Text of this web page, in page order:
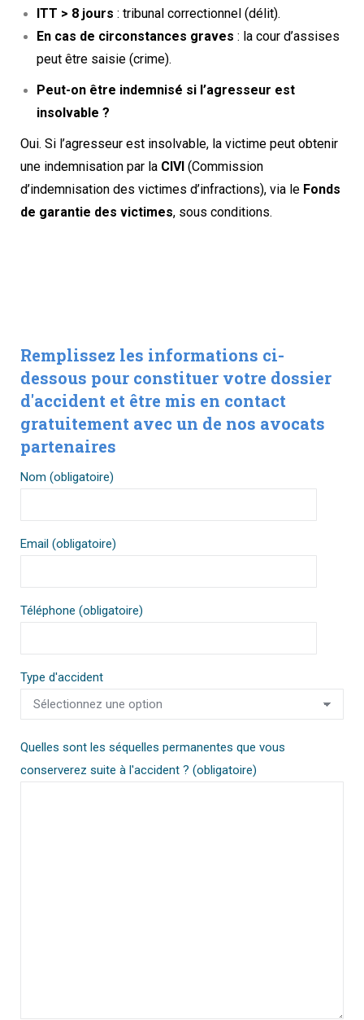
ITT > 8 jours : tribunal correctionnel (délit).
En cas de circonstances graves : la cour d’assises
peut être saisie (crime).
Peut-on être indemnisé si l’agresseur est
insolvable ?
Oui. Si l’agresseur est insolvable, la victime peut obtenir
une indemnisation par la CIVI (Commission
d’indemnisation des victimes d’infractions), via le Fonds
de garantie des victimes, sous conditions.
Remplissez les informations ci-
dessous pour constituer votre dossier
d'accident et être mis en contact
gratuitement avec un de nos avocats
partenaires
Nom (obligatoire)
Email (obligatoire)
Téléphone (obligatoire)
Type d'accident
Quelles sont les séquelles permanentes que vous
conserverez suite à l'accident ? (obligatoire)